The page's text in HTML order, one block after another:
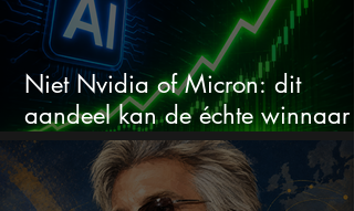
Niet Nvidia of Micron: dit
aandeel kan de échte winnaar
van de AI-race worden